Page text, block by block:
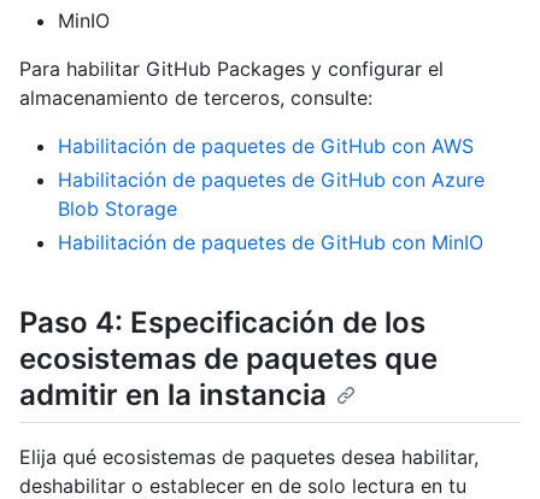
MinIO
Para habilitar GitHub Packages y configurar el
almacenamiento de terceros, consulte:
Habilitación de paquetes de GitHub con AWS
Habilitación de paquetes de GitHub con Azure
Blob Storage
Habilitación de paquetes de GitHub con MinIO
Paso 4: Especificación de los
ecosistemas de paquetes que
admitir en la instancia
Elija qué ecosistemas de paquetes desea habilitar,
deshabilitar o establecer en de solo lectura en tu